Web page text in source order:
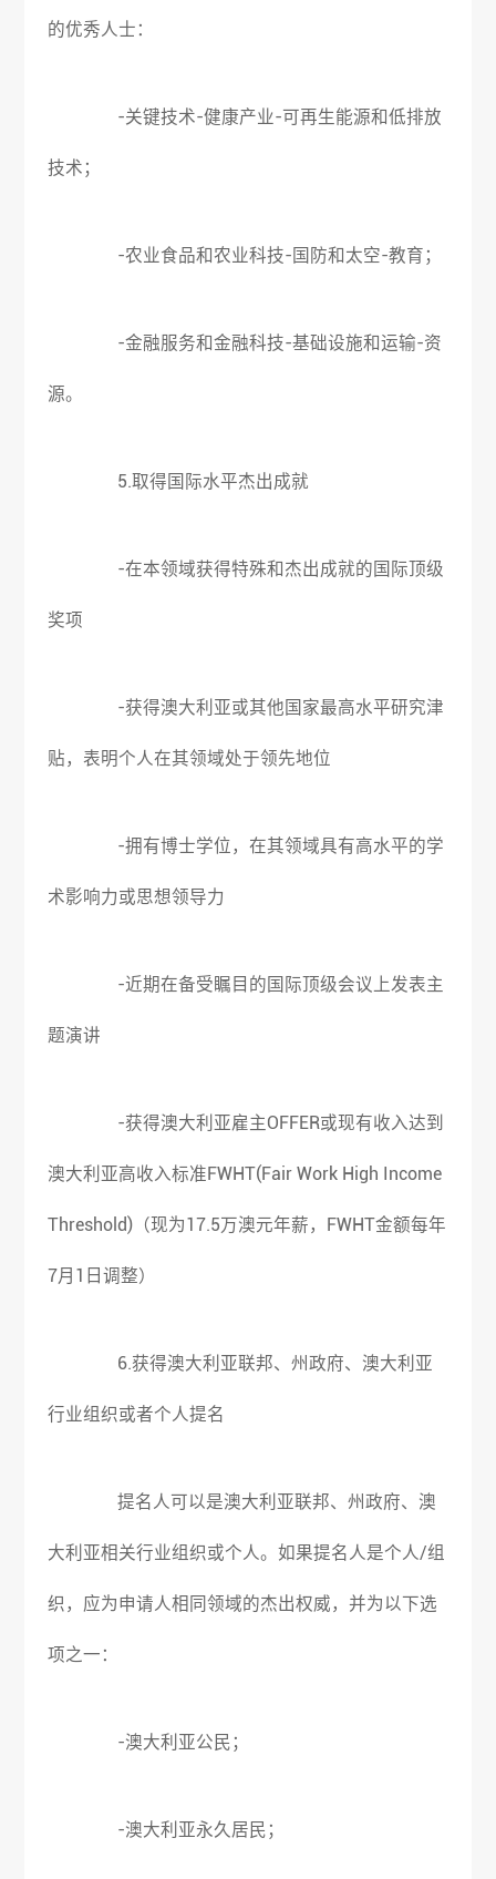
的优秀人士：
-关键技术-健康产业-可再生能源和低排放
技术；
-农业食品和农业科技-国防和太空-教育；
-金融服务和金融科技-基础设施和运输-资
源。
5.取得国际水平杰出成就
-在本领域获得特殊和杰出成就的国际顶级
奖项
-获得澳大利亚或其他国家最高水平研究津
贴，表明个人在其领域处于领先地位
-拥有博士学位，在其领域具有高水平的学
术影响力或思想领导力
-近期在备受瞩目的国际顶级会议上发表主
题演讲
-获得澳大利亚雇主OFFER或现有收入达到
澳大利亚高收入标准FWHT(Fair Work High Income
Threshold)（现为17.5万澳元年薪，FWHT金额每年
7月1日调整）
6.获得澳大利亚联邦、州政府、澳大利亚
行业组织或者个人提名
提名人可以是澳大利亚联邦、州政府、澳
大利亚相关行业组织或个人。如果提名人是个人/组
织，应为申请人相同领域的杰出权威，并为以下选
项之一：
-澳大利亚公民；
-澳大利亚永久居民；